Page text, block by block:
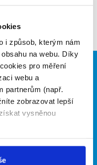
i způsob, kterým nám
na webu. Díky
pro měření
webu a
partnerům (např.
zobrazovat lepší
vysněnou
inzerát
další projekty